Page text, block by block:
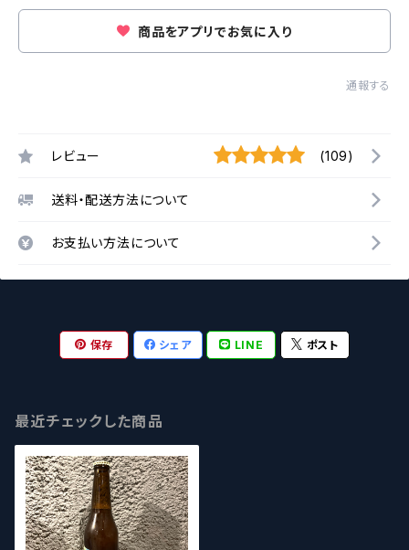
商品をアプリでお気に入り
通報する
レビュー (109)
送料・配送方法について
お支払い方法について
保存 シェア LINE ポスト
最近チェックした商品